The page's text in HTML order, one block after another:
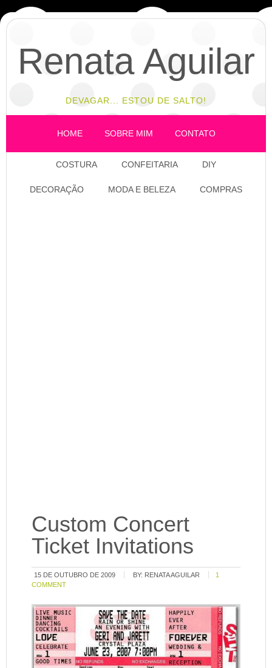
Renata Aguilar
DEVAGAR... ESTOU DE SALTO!
HOME SOBRE MIM CONTATO
COSTURA CONFEITARIA DIY
DECORAÇÃO MODA E BELEZA COMPRAS
Custom Concert
Ticket Invitations
15 DE OUTUBRO DE 2009 BY: RENATA AGUILAR
1
COMMENT